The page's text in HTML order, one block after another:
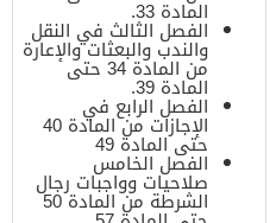
المادة 33.
الفصل الثالث في النقل
والندب والبعثات والإعارة
من المادة 34 حتى
المادة 39.
الفصل الرابع في
الإجازات من المادة 40
حتى المادة 49
الفصل الخامس
صلاحيات وواجبات رجال
الشرطة من المادة 50